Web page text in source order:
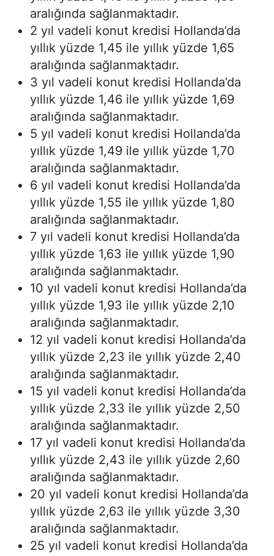
aralığında sağlanmaktadır.
2 yıl vadeli konut kredisi Hollanda’da
yıllık yüzde 1,45 ile yıllık yüzde 1,65
aralığında sağlanmaktadır.
3 yıl vadeli konut kredisi Hollanda’da
yıllık yüzde 1,46 ile yıllık yüzde 1,69
aralığında sağlanmaktadır.
5 yıl vadeli konut kredisi Hollanda’da
yıllık yüzde 1,49 ile yıllık yüzde 1,70
aralığında sağlanmaktadır.
6 yıl vadeli konut kredisi Hollanda’da
yıllık yüzde 1,55 ile yıllık yüzde 1,80
aralığında sağlanmaktadır.
7 yıl vadeli konut kredisi Hollanda’da
yıllık yüzde 1,63 ile yıllık yüzde 1,90
aralığında sağlanmaktadır.
10 yıl vadeli konut kredisi Hollanda’da
yıllık yüzde 1,93 ile yıllık yüzde 2,10
aralığında sağlanmaktadır.
12 yıl vadeli konut kredisi Hollanda’da
yıllık yüzde 2,23 ile yıllık yüzde 2,40
aralığında sağlanmaktadır.
15 yıl vadeli konut kredisi Hollanda’da
yıllık yüzde 2,33 ile yıllık yüzde 2,50
aralığında sağlanmaktadır.
17 yıl vadeli konut kredisi Hollanda’da
yıllık yüzde 2,43 ile yıllık yüzde 2,60
aralığında sağlanmaktadır.
20 yıl vadeli konut kredisi Hollanda’da
yıllık yüzde 2,63 ile yıllık yüzde 3,30
aralığında sağlanmaktadır.
25 yıl vadeli konut kredisi Hollanda’da